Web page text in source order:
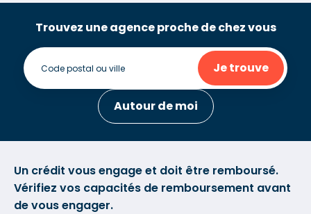
Trouvez une agence proche de chez vous
Je trouve
Autour de moi
Un crédit vous engage et doit être remboursé.
Vérifiez vos capacités de remboursement avant
de vous engager.